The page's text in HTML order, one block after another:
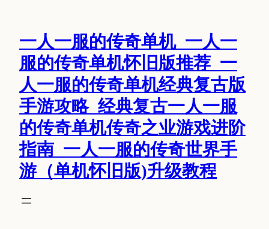
一人一服的传奇单机_一人一
服的传奇单机怀旧版推荐_一
人一服的传奇单机经典复古版
手游攻略_经典复古一人一服
的传奇单机传奇之业游戏进阶
指南_一人一服的传奇世界手
游（单机怀旧版)升级教程